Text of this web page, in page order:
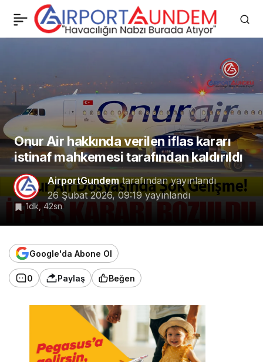
Onur Air hakkında verilen iflas kararı
istinaf mahkemesi tarafından kaldırıldı
AirportGundemtarafından yayınlandı
26 Şubat 2026, 09:19yayınlandı
1dk, 42sn
Google'da Abone Ol
0 Paylaş Beğen
Corendon Airlines, 2026
Sponsoru Oldu
0 Paylaş